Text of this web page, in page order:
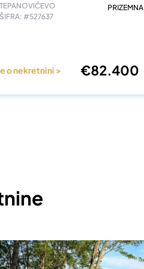
ŠIFRA: #527637
PRIZEMNA
o nekretnini > €82.400